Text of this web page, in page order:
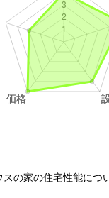
の家の住宅性能につ